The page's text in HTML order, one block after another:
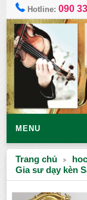
Hotline:090
MENU
Trang chủ
Gia sư dạy kèn